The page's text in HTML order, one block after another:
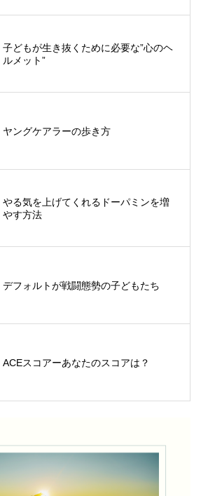
子どもが生き抜くために必要な”心のヘ
ルメット”
ヤングケアラーの歩き方
やる気を上げてくれるドーパミンを増
やす方法
デフォルトが戦闘態勢の子どもたち
ACEスコアーあなたのスコアは？